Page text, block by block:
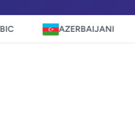
AZERBAIJANI BENGALI